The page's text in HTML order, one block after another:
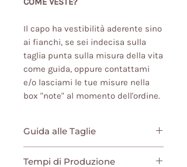
Il capo ha vestibilità aderente sino
ai fianchi, se sei indecisa sulla
taglia punta sulla misura della vita
come guida, oppure contattami
e/o lasciami le tue misure nella
box "note" al momento dell'ordine.
Guida alle Taglie
Tempi di Produzione